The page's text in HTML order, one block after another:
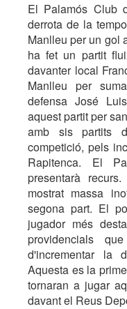
El Palamós Club
derrota de la
Manlleu per un gol
ha fet un partit
davanter local
Manlleu per
defensa José
aquest partit per
amb sis partits
competició, pels
Rapitenca. El
presentarà
mostrat massa
segona part. El
jugador més
providencials
d'incrementar la
Aquesta es la
tornaran a jugar
davant el Reus